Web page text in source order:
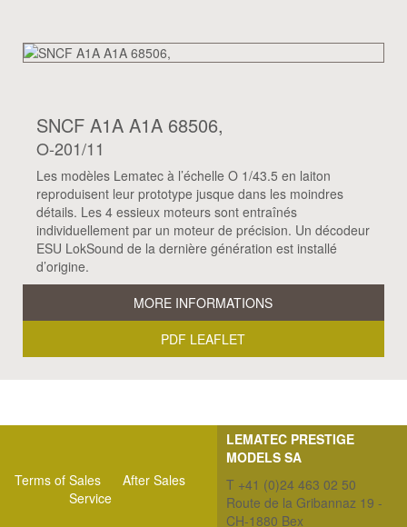
SNCF A1A A1A 68506,
O-201/11
Les modèles Lematec à l’échelle O 1/43.5 en laiton
reproduisent leur prototype jusque dans les moindres
détails. Les 4 essieux moteurs sont entraînés
individuellement par un moteur de précision. Un décodeur
ESU LokSound de la dernière génération est installé
d’origine.
MORE INFORMATIONS
PDF LEAFLET
Terms of Sales
After Sales
Service
LEMATEC PRESTIGE
MODELS SA
T +41 (0)24 463 02 50
Route de la Gribannaz 19 -
CH-1880 Bex